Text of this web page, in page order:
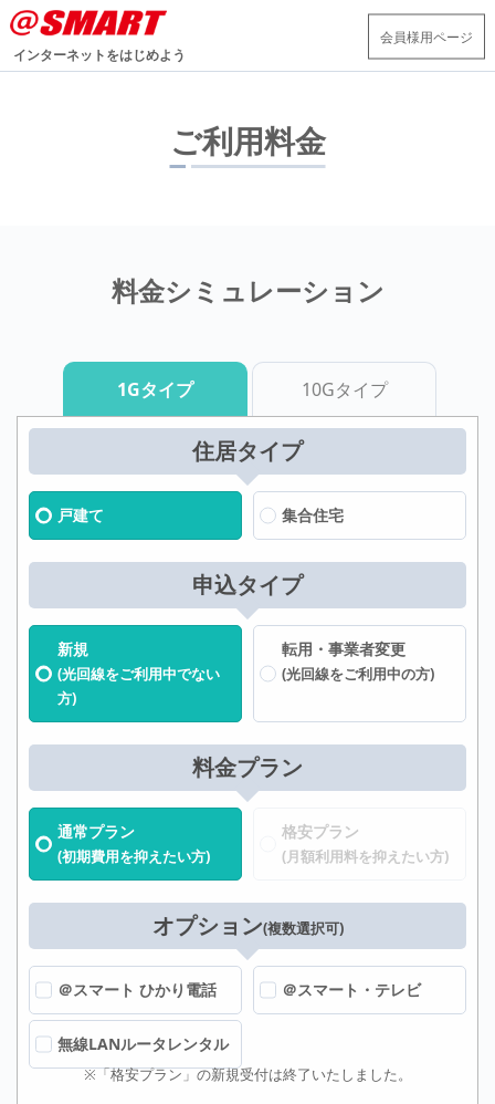
インターネットをはじめよう
会員様用ページ
ご利用料金
料金シミュレーション
1Gタイプ 10Gタイプ
住居タイプ
戸建て 集合住宅
申込タイプ
新規
(光回線をご利用中でない
方)
転用・事業者変更
(光回線をご利用中の方)
料金プラン
通常プラン
(初期費用を抑えたい方)
格安プラン
(月額利用料を抑えたい方)
オプション(複数選択可)
＠スマート ひかり電話 ＠スマート・テレビ
無線LANルータレンタル
※「格安プラン」の新規受付は終了いたしました。